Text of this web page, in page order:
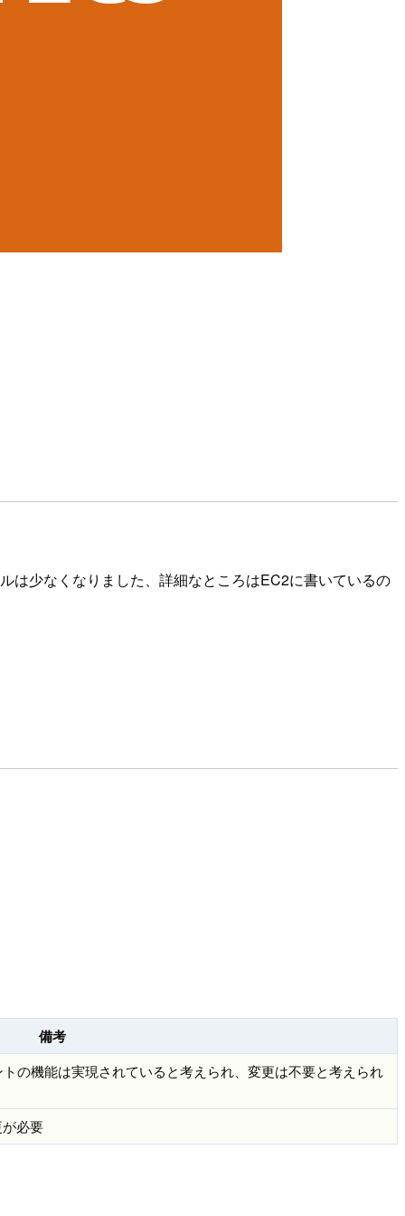
は少なくなりました、詳細なところはEC2に書いているの
備考
の機能は実現されていると考えられ、変更は不要と考えられ
必要